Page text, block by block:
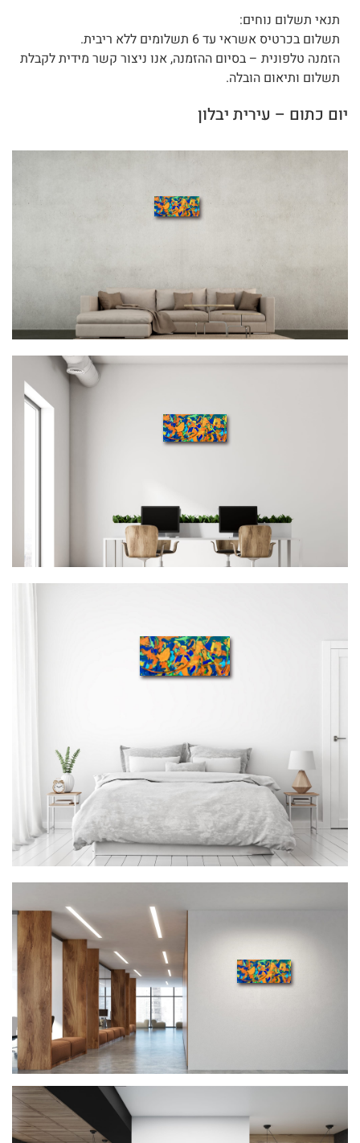
תנאי תשלום נוחים:
תשלום בכרטיס אשראי עד 6 תשלומים ללא ריבית.
הזמנה טלפונית – בסיום ההזמנה, אנו ניצור קשר מידית לקבלת
תשלום ותיאום הובלה.
יום כתום – עירית יבלון